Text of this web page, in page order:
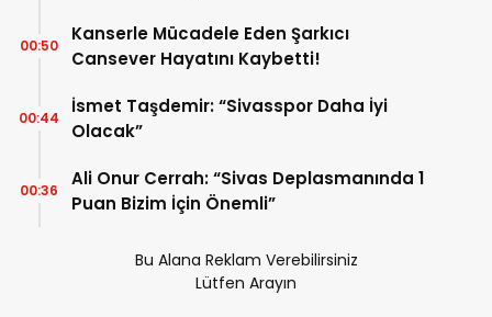
Kanserle Mücadele Eden Şarkıcı
Cansever Hayatını Kaybetti!
00:50
İsmet Taşdemir: “Sivasspor Daha İyi
Olacak”
00:44
Ali Onur Cerrah: “Sivas Deplasmanında 1
Puan Bizim İçin Önemli”
00:36
Bu Alana Reklam Verebilirsiniz
Lütfen Arayın